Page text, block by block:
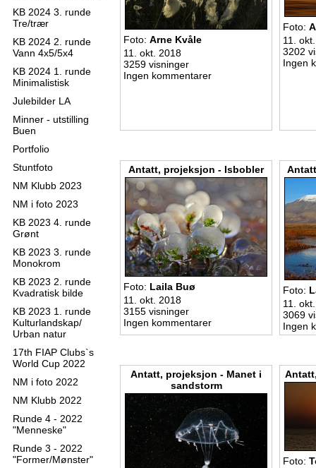
KB 2024 3. runde
Tre/trær
KB 2024 2. runde
Vann 4x5/5x4
KB 2024 1. runde
Minimalistisk
Julebilder LA
Minner - utstilling
Buen
Portfolio
Stuntfoto
NM Klubb 2023
NM i foto 2023
KB 2023 4. runde
Grønt
KB 2023 3. runde
Monokrom
KB 2023 2. runde
Kvadratisk bilde
KB 2023 1. runde
Kulturlandskap/
Urban natur
17th FIAP Clubs`s
World Cup 2022
NM i foto 2022
NM Klubb 2022
Runde 4 - 2022
"Menneske"
Runde 3 - 2022
"Former/Mønster"
Foto: Arne Kvåle
11. okt. 2018
3259 visninger
Ingen kommentarer
Foto:
11.
3202
Ingen
Antatt, projeksjon - Isbobler
Foto: Laila Buø
11. okt. 2018
3155 visninger
Ingen kommentarer
Foto:
11.
3069
Ingen
Antatt, projeksjon - Manet i
sandstorm
Foto: